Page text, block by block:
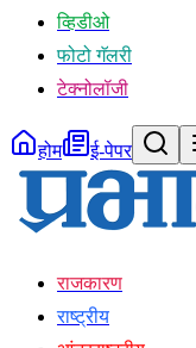
व्हिडीओ
फोटो गॅलरी
टेक्नोलॉजी
होम ई-पेपर
राजकारण
राष्ट्रीय